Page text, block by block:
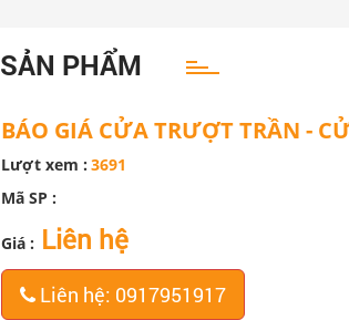
SẢN PHẨM
BÁO GIÁ CỬA TRƯỢT TRẦN -
Lượt xem : 3691
Mã SP :
Giá : Liên hệ
Liên hệ: 0917951917